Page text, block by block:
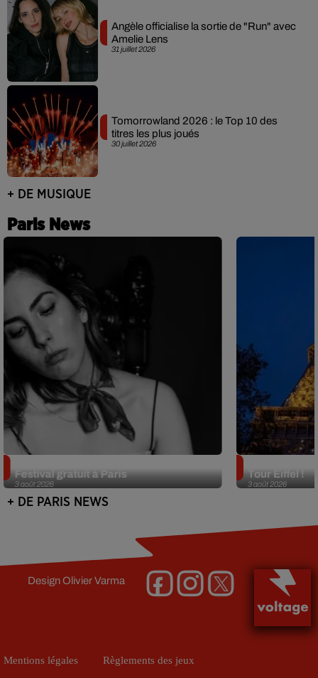
31 juillet 2026
Angèle officialise la sortie de "Run" avec
Amelie Lens
30 juillet 2026
Tomorrowland 2026 : le Top 10 des
titres les plus joués
+ DE MUSIQUE
Paris News
3 août 2026
Festival gratuit à Paris
3 août 2026
Tour Eiffel !
+ DE PARIS NEWS
DesignOlivier Varma
Mentions légales
Règlements des jeux